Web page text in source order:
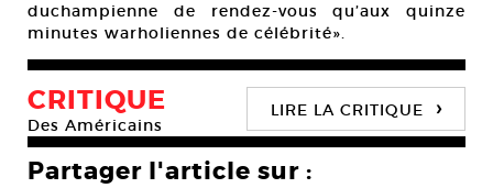
duchampienne de rendez-vous qu’aux quinze
minutes warholiennes de célébrité».
CRITIQUE
Des Américains
LIRE LA CRITIQUE ›
Partager l'article sur :